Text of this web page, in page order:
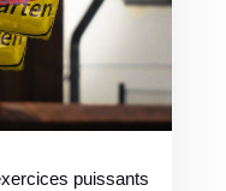
puissants